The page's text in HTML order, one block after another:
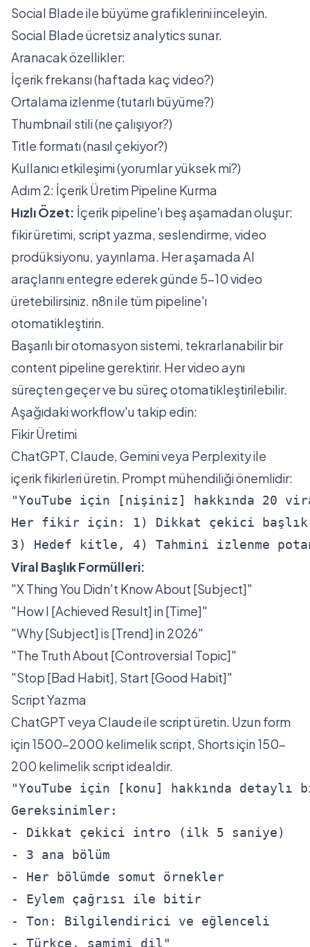
Social Blade ile büyüme grafiklerini inceleyin.
Social Bladeücretsiz analytics sunar.
Aranacak özellikler:
İçerik frekansı (haftada kaç video?)
Ortalama izlenme (tutarlı büyüme?)
Thumbnail stili (ne çalışıyor?)
Title formatı (nasıl çekiyor?)
Kullanıcı etkileşimi (yorumlar yüksek mi?)
Adım 2: İçerik Üretim Pipeline Kurma
Hızlı Özet: İçerik pipeline'ı beş aşamadan oluşur:
fikir üretimi, script yazma, seslendirme, video
prodüksiyonu, yayınlama. Her aşamada AI
araçlarını entegre ederek günde 5-10 video
üretebilirsiniz. n8n ile tüm pipeline'ı
otomatikleştirin.
Başarılı bir otomasyon sistemi, tekrarlanabilir bir
content pipeline gerektirir. Her video aynı
süreçten geçer ve bu süreç otomatikleştirilebilir.
Aşağıdaki workflow'u takip edin:
Fikir Üretimi
ChatGPT, Claude, Gemini veya Perplexity ile
içerik fikirleri üretin. Prompt mühendiliği önemlidir:
"YouTube için [nişiniz] hakkında 20
Her fikir için: 1) Dikkat çekici başlık,
3) Hedef kitle, 4) Tahmini izlenme
Viral Başlık Formülleri:
"X Thing You Didn't Know About [Subject]"
"How I [Achieved Result] in [Time]"
"Why [Subject] is [Trend] in 2026"
"The Truth About [Controversial Topic]"
"Stop [Bad Habit], Start [Good Habit]"
Script Yazma
ChatGPT veya Claude ile script üretin. Uzun form
için 1500-2000 kelimelik script, Shorts için 150-
200 kelimelik script idealdir.
"YouTube için [konu] hakkında
Gereksinimler:
- Dikkat çekici intro (ilk 5 saniye)
- 3 ana bölüm
- Her bölümde somut örnekler
- Eylem çağrısı ile bitir
- Ton: Bilgilendirici ve eğlenceli
- Türkçe, samimi dil"